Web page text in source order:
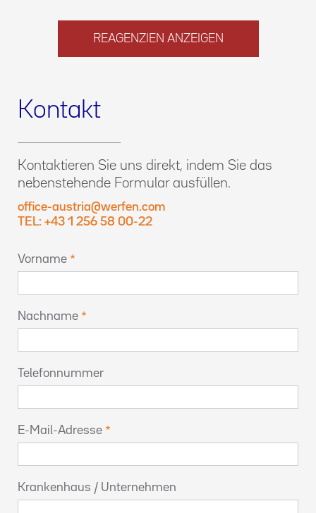
REAGENZIEN ANZEIGEN
Kontakt
Kontaktieren Sie uns direkt, indem Sie das
nebenstehende Formular ausfüllen.
office-austria@werfen.com
TEL: +43 1 256 58 00-22
Vorname
Nachname
Telefonnummer
E-Mail-Adresse
Krankenhaus / Unternehmen